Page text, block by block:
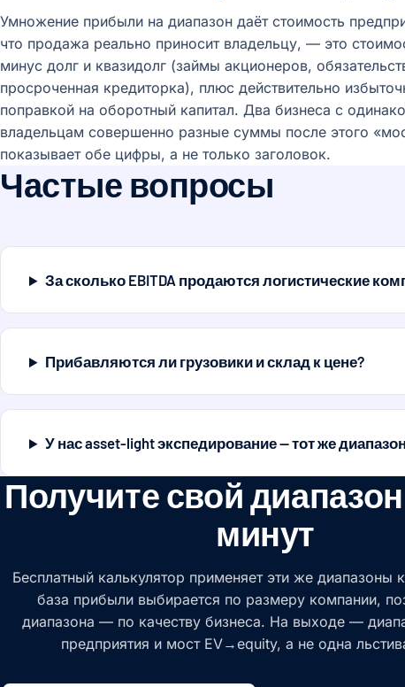
Умножение прибыли на диапазон даёт стоимость
что продажа реально приносит владельцу, — это
минус долг и квазидолг (займы акционеров,
просроченная кредиторка), плюс действительно
поправкой на оборотный капитал. Два бизнеса с
владельцам совершенно разные суммы после этого
показывает обе цифры, а не только заголовок.
Частые вопросы
За сколько EBITDA продаются логистические
Прибавляются ли грузовики и склад к цене?
У нас asset-light экспедирование — тот же
Получите свой
минут
Бесплатный калькулятор применяет эти же
база прибыли выбирается по размеру компании,
диапазона — по качеству бизнеса. На выходе —
предприятия и мост EV→equity, а не одна